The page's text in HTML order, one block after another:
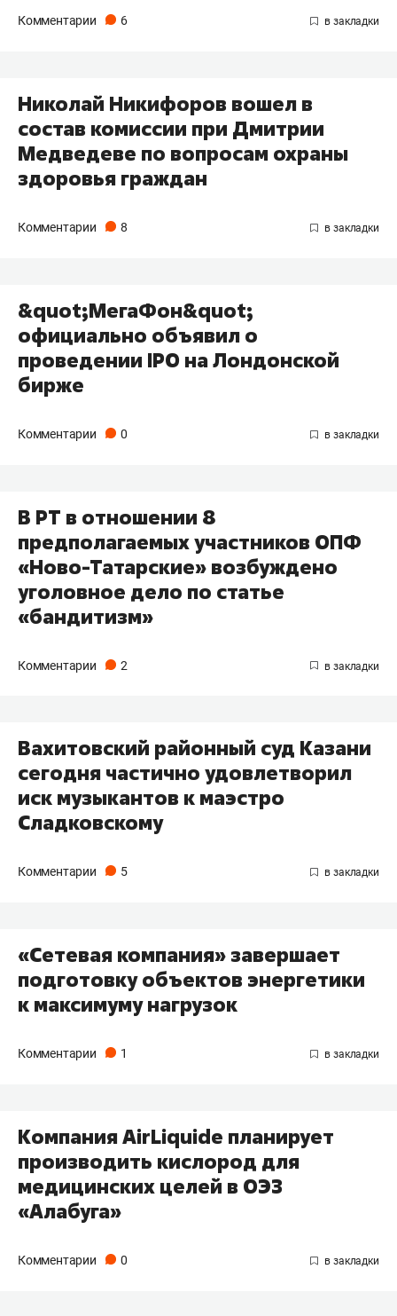
Комментарии 6
Николай Никифоров вошел в
состав комиссии при Дмитрии
Медведеве по вопросам охраны
здоровья граждан
Комментарии 8
&quot;МегаФон&quot;
официально объявил о
проведении IPO на Лондонской
бирже
Комментарии 0
В РТ в отношении 8
предполагаемых участников ОПФ
«Ново-Татарские» возбуждено
уголовное дело по статье
«бандитизм»
Комментарии 2
Вахитовский районный суд Казани
сегодня частично удовлетворил
иск музыкантов к маэстро
Сладковскому
Комментарии 5
«Сетевая компания» завершает
подготовку объектов энергетики
к максимуму нагрузок
Комментарии 1
Компания AirLiquide планирует
производить кислород для
медицинских целей в ОЭЗ
«Алабуга»
Комментарии 0